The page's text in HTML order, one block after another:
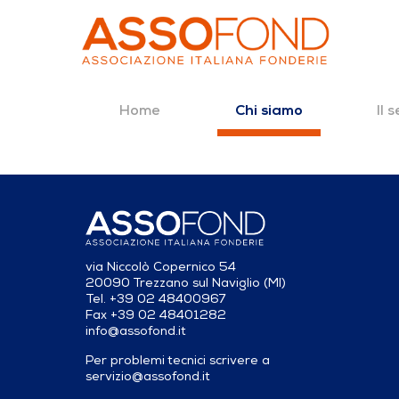
Home Chi siamo Il
via Niccolò Copernico 54
20090 Trezzano sul Naviglio (MI)
Tel. +39 02 48400967
Fax +39 02 48401282
info@assofond.it
Per problemi tecnici scrivere a
servizio@assofond.it